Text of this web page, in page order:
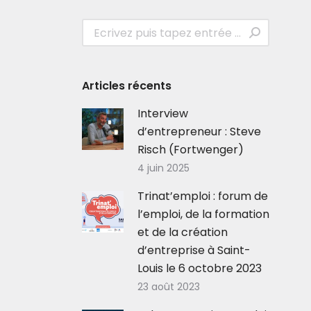
Recherche
Articles récents
Interview
d’entrepreneur : Steve
Risch (Fortwenger)
4 juin 2025
Trinat’emploi : forum de
l’emploi, de la formation
et de la création
d’entreprise à Saint-
Louis le 6 octobre 2023
23 août 2023